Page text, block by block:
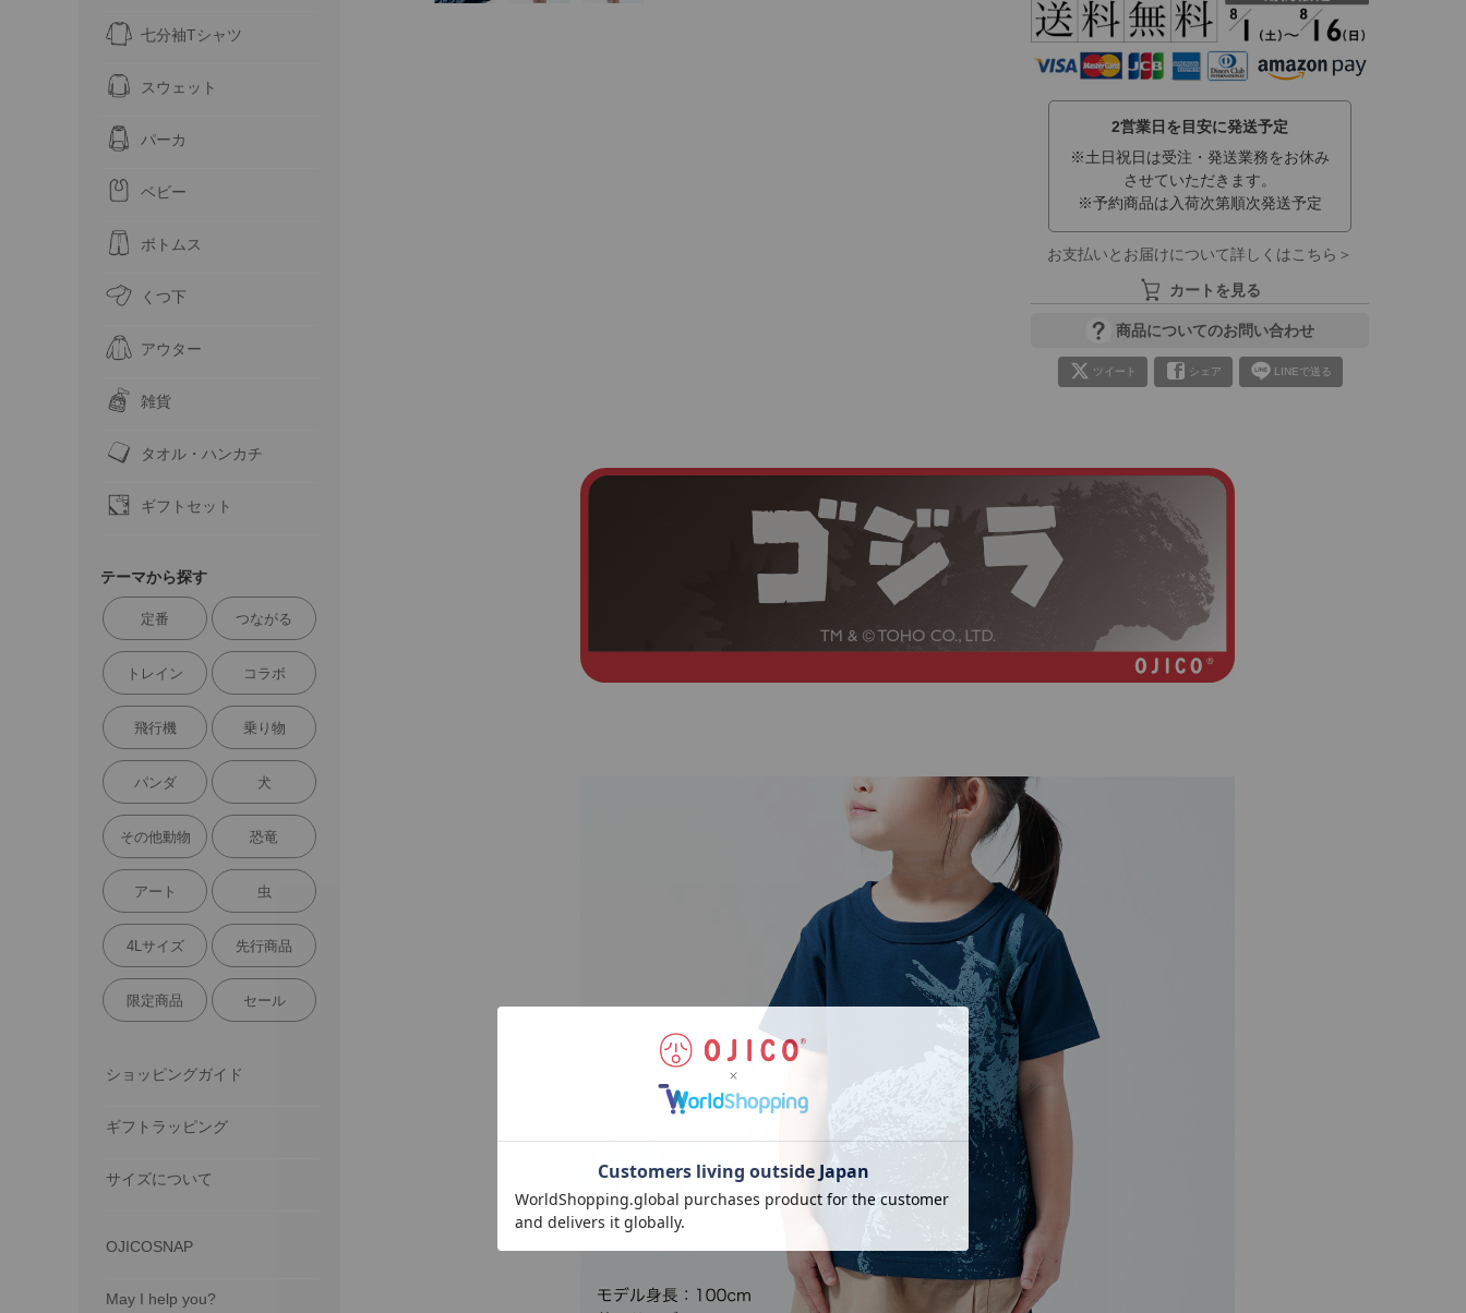
七分袖Tシャツ
スウェット
パーカ
ベビー
ボトムス
くつ下
アウター
雑貨
タオル・ハンカチ
ギフトセット
テーマから探す
定番 つながる
トレイン コラボ
飛行機 乗り物
パンダ 犬
その他動物 恐竜
アート 虫
4Lサイズ 先行商品
限定商品 セール
ショッピングガイド
ギフトラッピング
サイズについて
OJICOSNAP
May I help you?
2営業日を目安に発送予定
※土日祝日は受注・発送業務をお休み
させていただきます。
※予約商品は入荷次第順次発送予定
お支払いとお届けについて詳しくはこちら＞
カートを見る
商品についてのお問い合わせ
ツイート シェア LINEで送る